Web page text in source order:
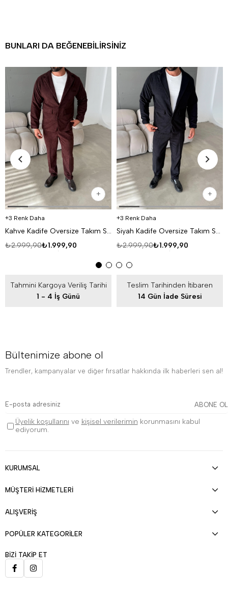
BUNLARI DA BEĞENEBILIRSINIZ
3 Renk Daha
Kahve Kadife Oversize Takım SNZ K5020
₺1.999,90
₺2.999,90
3 Renk Daha
Siyah Kadife Oversize Takım SNZ K5020
₺1.999,90
₺2.999,90
Tahmini Kargoya Veriliş Tarihi
1 - 4 İş Günü
Teslim Tarihinden İtibaren
14 Gün İade Süresi
Bültenimize abone ol
Trendler, kampanyalar ve diğer fırsatlar hakkında ilk haberleri sen al!
ABONE OL
Üyelik koşullarını ve kişisel verilerimin korunmasını kabul
ediyorum.
KURUMSAL
MÜŞTERİ HİZMETLERİ
ALIŞVERİŞ
POPÜLER KATEGORİLER
BİZİ TAKİP ET